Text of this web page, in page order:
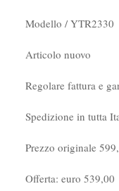
Modello / YTR2330
Articolo nuovo
Regolare fattura e
Spedizione in tutta
Prezzo originale
Offerta: euro 539,00